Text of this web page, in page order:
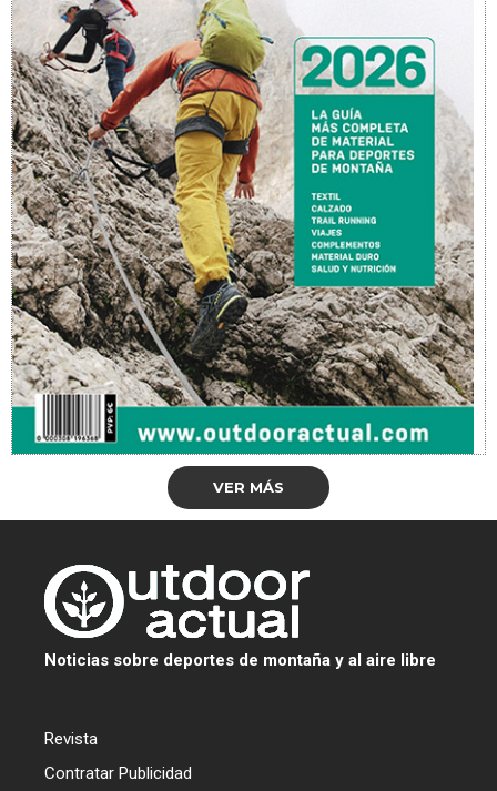
VER MÁS
Noticias sobre deportes de montaña y al aire libre
Revista
Contratar Publicidad